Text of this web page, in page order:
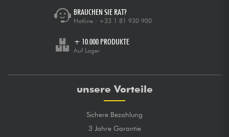
BRAUCHEN SIE RAT?
Hotline : +33 1 81 930 900
+ 10.000 PRODUKTE
Auf Lager
unsere Vorteile
Sichere Bezahlung
3 Jahre Garantie